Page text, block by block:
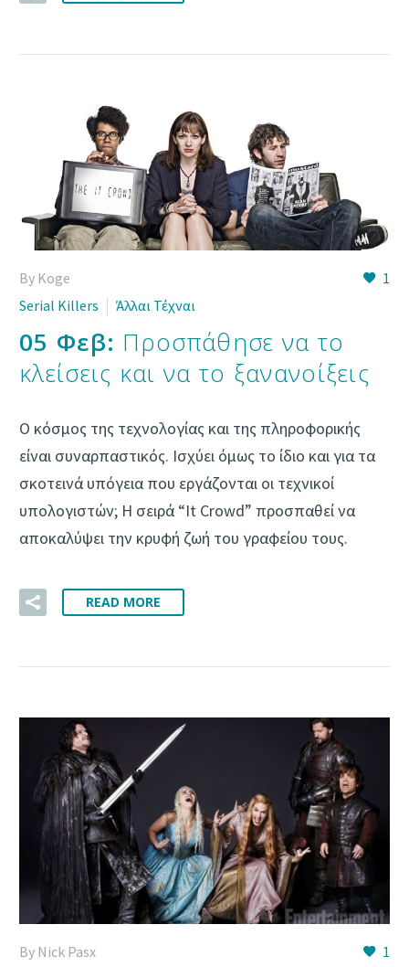
1
By Koge
Serial Killers
Άλλαι Τέχναι
05 Φεβ: Προσπάθησε να το
κλείσεις και να το ξανανοίξεις
Ο κόσμος της τεχνολογίας και της πληροφορικής
είναι συναρπαστικός. Ισχύει όμως το ίδιο και για τα
σκοτεινά υπόγεια που εργάζονται οι τεχνικοί
υπολογιστών; H σειρά “It Crowd” προσπαθεί να
αποκαλύψει την κρυφή ζωή του γραφείου τους.
READ MORE
1
By Nick Pasx